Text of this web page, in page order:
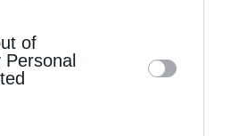
third parties.
of
Personal
Αοιδίμου Μητροπολίτου